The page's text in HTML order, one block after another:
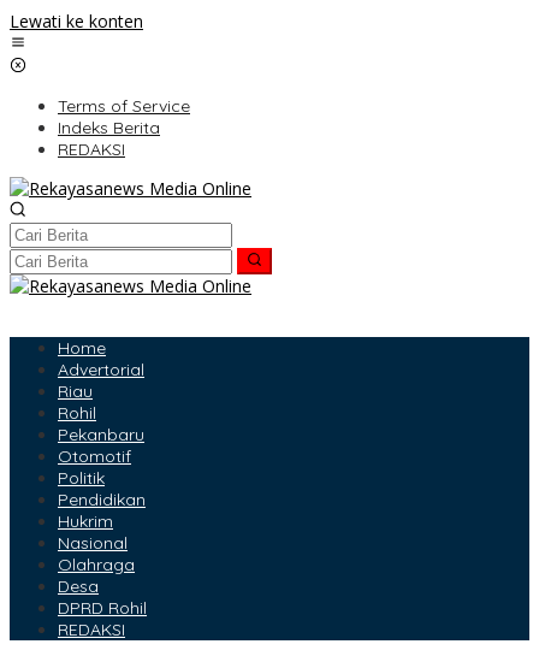
Lewati ke konten
Terms of Service
Indeks Berita
REDAKSI
Home
Advertorial
Riau
Rohil
Pekanbaru
Otomotif
Politik
Pendidikan
Hukrim
Nasional
Olahraga
Desa
DPRD Rohil
REDAKSI